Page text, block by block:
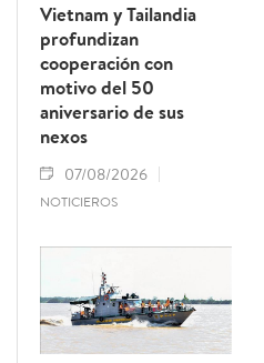
Vietnam y Tailandia
profundizan
cooperación con
motivo del 50
aniversario de sus
nexos
07/08/2026
NOTICIEROS